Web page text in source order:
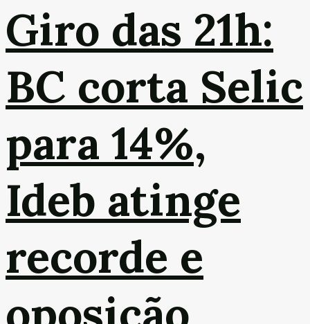
Giro das 21h:
BC corta Selic
para 14%,
Ideb atinge
recorde e